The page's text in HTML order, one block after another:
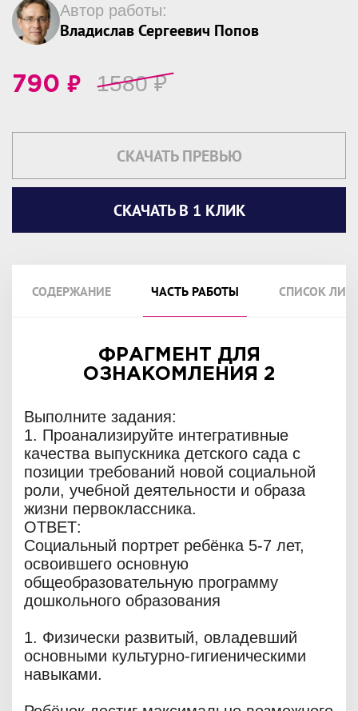
Автор работы:
Владислав Сергеевич Попов
790 ₽ 1580₽
СКАЧАТЬ ПРЕВЬЮ
СКАЧАТЬ В 1 КЛИК
СОДЕРЖАНИЕ ЧАСТЬ РАБОТЫ СПИСОК
ФРАГМЕНТ ДЛЯ
ОЗНАКОМЛЕНИЯ 2
Выполните задания:
1. Проанализируйте интегративные
качества выпускника детского сада с
позиции требований новой социальной
роли, учебной деятельности и образа
жизни первоклассника.
ОТВЕТ:
Социальный портрет ребёнка 5-7 лет,
освоившего основную
общеобразовательную программу
дошкольного образования
1. Физически развитый, овладевший
основными культурно-гигиеническими
навыками.